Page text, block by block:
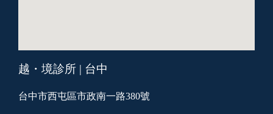
越・境診所 | 台中
台中市西屯區市政南一路380號